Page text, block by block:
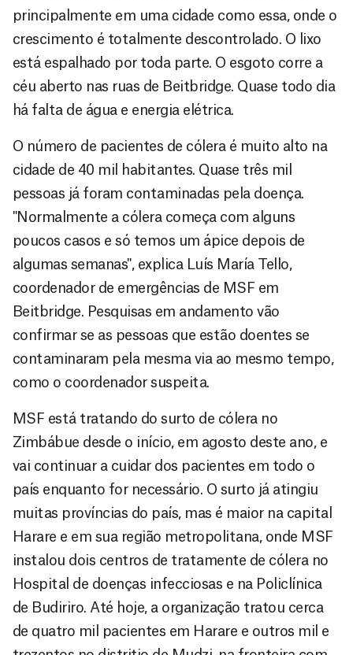
principalmente em uma cidade como essa, onde o
crescimento é totalmente descontrolado. O lixo
está espalhado por toda parte. O esgoto corre a
céu aberto nas ruas de Beitbridge. Quase todo dia
há falta de água e energia elétrica.
O número de pacientes de cólera é muito alto na
cidade de 40 mil habitantes. Quase três mil
pessoas já foram contaminadas pela doença.
"Normalmente a cólera começa com alguns
poucos casos e só temos um ápice depois de
algumas semanas", explica Luís María Tello,
coordenador de emergências de MSF em
Beitbridge. Pesquisas em andamento vão
confirmar se as pessoas que estão doentes se
contaminaram pela mesma via ao mesmo tempo,
como o coordenador suspeita.
MSF está tratando do surto de cólera no
Zimbábue desde o início, em agosto deste ano, e
vai continuar a cuidar dos pacientes em todo o
país enquanto for necessário. O surto já atingiu
muitas províncias do país, mas é maior na capital
Harare e em sua região metropolitana, onde MSF
instalou dois centros de tratamente de cólera no
Hospital de doenças infecciosas e na Policlínica
de Budiriro. Até hoje, a organização tratou cerca
de quatro mil pacientes em Harare e outros mil e